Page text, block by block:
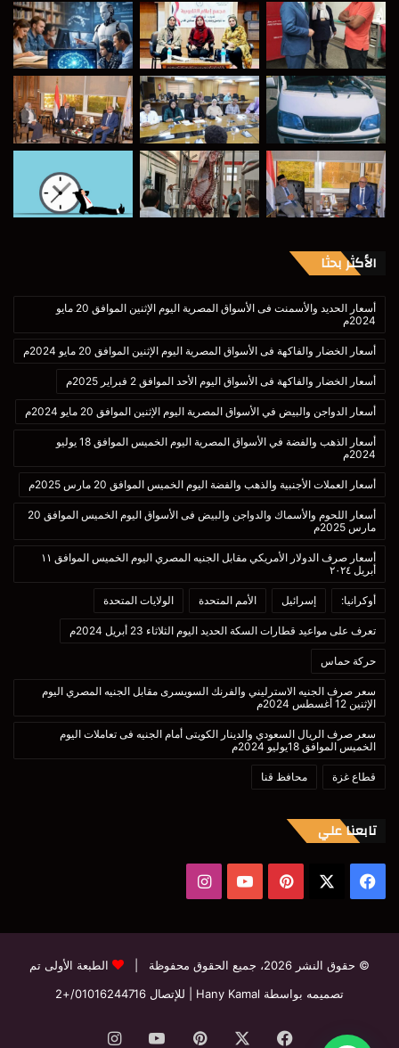
الأكثر بحثا
أسعار الحديد والأسمنت فى الأسواق المصرية اليوم الإثنين الموافق 20 مايو
2024م
أسعار الخضار والفاكهة فى الأسواق المصرية اليوم الإثنين الموافق 20 مايو 2024م
أسعار الخضار والفاكهة فى الأسواق اليوم الأحد الموافق 2 فبراير 2025م
أسعار الدواجن والبيض في الأسواق المصرية اليوم الإثنين الموافق 20 مايو 2024م
أسعار الذهب والفضة في الأسواق المصرية اليوم الخميس الموافق 18 يوليو
2024م
أسعار العملات الأجنبية والذهب والفضة اليوم الخميس الموافق 20 مارس 2025م
أسعار اللحوم والأسماك والدواجن والبيض فى الأسواق اليوم الخميس الموافق 20
مارس 2025م
أسعار صرف الدولار الأمريكي مقابل الجنيه المصري اليوم الخميس الموافق ١١
أبريل ٢٠٢٤
أوكرانيا: إسرائيل الأمم المتحدة الولايات المتحدة
تعرف على مواعيد قطارات السكة الحديد اليوم الثلاثاء 23 أبريل 2024م
حركة حماس
سعر صرف الجنيه الاسترليني والفرنك السويسرى مقابل الجنيه المصري اليوم
الإثنين 12 أغسطس 2024م
سعر صرف الريال السعودي والدينار الكويتى أمام الجنيه فى تعاملات اليوم
الخميس الموافق 18يوليو 2024م
قطاع غزة محافظ قنا
تابعنا علي
فيسبوك بينتيريست‫YouTube
© حقوق النشر 2026، جميع الحقوق محفوظة |
الطبعة الأولى تم
تصميمه بواسطة Hany Kamal
| للإتصال 01016244716/+2
فيسبوك بينتيريست‫YouTube